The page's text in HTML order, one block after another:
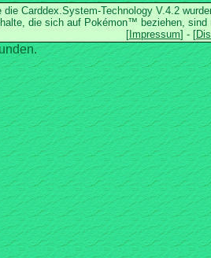
die Carddex.System-Technology V.4.2
die sich auf Pokémon™ beziehen, sind